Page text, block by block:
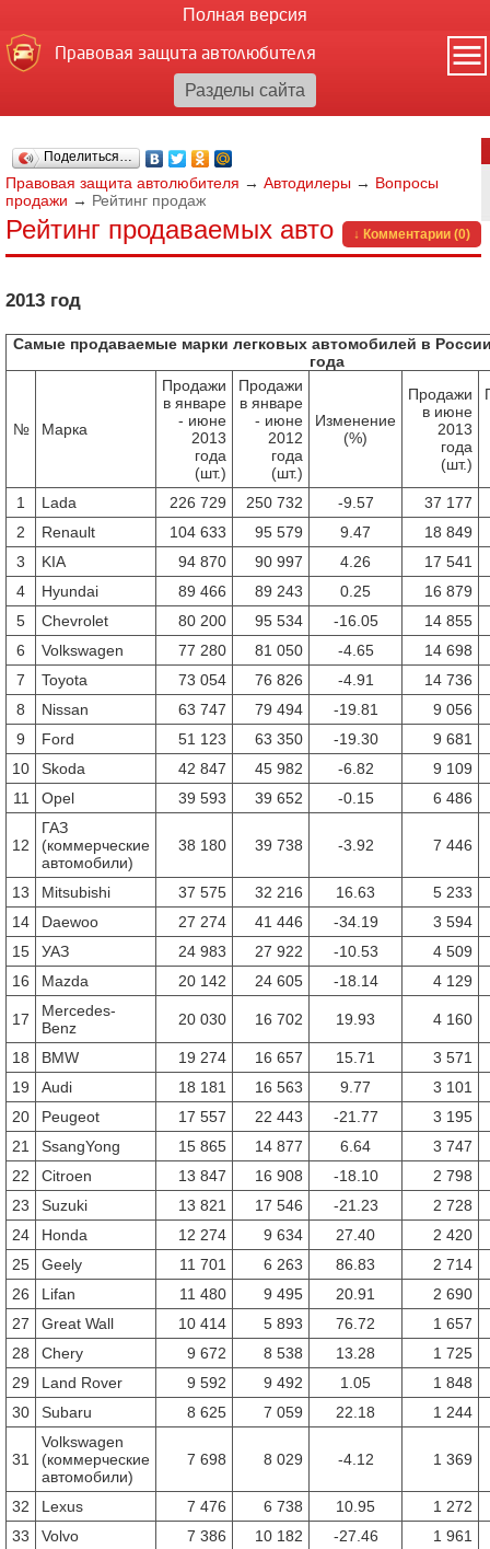
Полная версия
Правовая защита автолюбителя
Поделиться…
Правовая защита автолюбителя → Автодилеры → Вопросы
продажи → Рейтинг продаж
↓ Комментарии (0)
Рейтинг продаваемых авто
2013 год
Самые продаваемые марки легковых автомобилей в
года
№ Марка
Продажи
в январе
- июне
2013
года
(шт.)
Продажи
в январе
- июне
2012
года
(шт.)
Изменение
(%)
Продажи
в июне
2013
года
(шт.)
1 Lada 226 729 250 732 -9.57
37 177
2
Renault 104 633 95 579 9.47
18 849
3
KIA 94 870 90 997 4.26
17 541
4
Hyundai 89 466 89 243 0.25
16 879
5
Chevrolet 80 200 95 534 -16.05
14 855
6
Volkswagen 77 280 81 050 -4.65
14 698
7
Toyota 73 054 76 826 -4.91
14 736
8
Nissan 63 747 79 494 -19.81
9 056
9
Ford 51 123 63 350 -19.30
9 681
10
Skoda 42 847 45 982 -6.82
9 109
11
Opel 39 593 39 652 -0.15 6 486
12
ГАЗ
(коммерческие
автомобили)
38 180 39 738 -3.92 7 446
13 Mitsubishi 37 575 32 216 16.63
5 233
14
Daewoo 27 274 41 446 -34.19
3 594
15
УАЗ 24 983 27 922 -10.53
4 509
16
Mazda 20 142 24 605 -18.14 4 129
17
Mercedes-
Benz
20 030 16 702 19.93 4 160
18 BMW 19 274 16 657 15.71
3 571
19
Audi 18 181 16 563 9.77
3 101
20
Peugeot 17 557 22 443 -21.77
3 195
21
SsangYong 15 865 14 877 6.64
3 747
22
Citroen 13 847 16 908 -18.10
2 798
23
Suzuki 13 821 17 546 -21.23
2 728
24
Honda 12 274 9 634 27.40
2 420
25
Geely 11 701 6 263 86.83
2 714
26
Lifan 11 480 9 495 20.91
2 690
27
Great Wall 10 414 5 893 76.72
1 657
28
Chery 9 672 8 538 13.28
1 725
29
Land Rover 9 592 9 492 1.05
1 848
30
Subaru 8 625 7 059 22.18 1 244
31
Volkswagen
(коммерческие
автомобили)
7 698 8 029 -4.12 1 369
32 Lexus 7 476 6 738 10.95
1 272
33
Volvo 7 386 10 182 -27.46
1 961